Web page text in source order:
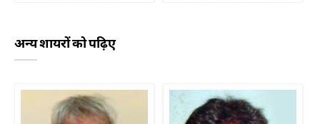
अन्य शायरों को पढ़िए